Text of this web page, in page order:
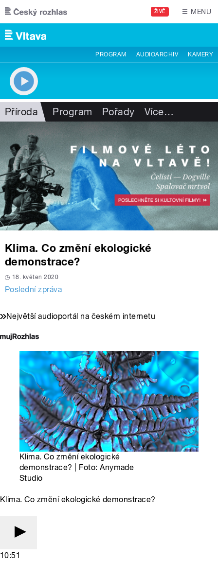
Přejít k hlavnímu obsahu
ŽIVĚ MENU
PROGRAM AUDIOARCHIV KAMERY
Příroda Program Pořady Více…
Klima. Co změní ekologické
demonstrace?
18. květen 2020
Poslední zpráva
Největší audioportál na českém internetu
Klima. Co změní ekologické
demonstrace? | Foto: Anymade
Studio
Klima. Co změní ekologické demonstrace?
10:51